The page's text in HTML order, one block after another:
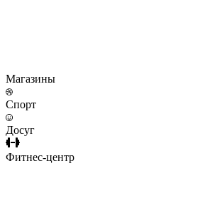
Магазины
Спорт
Досуг
Фитнес-центр